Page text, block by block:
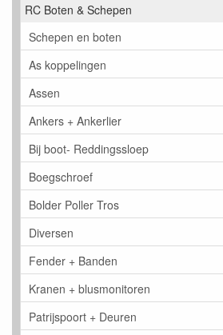
RC Boten & Schepen
Schepen en boten
As koppelingen
Assen
Ankers + Ankerlier
Bij boot- Reddingssloep
Boegschroef
Bolder Poller Tros
Diversen
Fender + Banden
Kranen + blusmonitoren
Patrijspoort + Deuren